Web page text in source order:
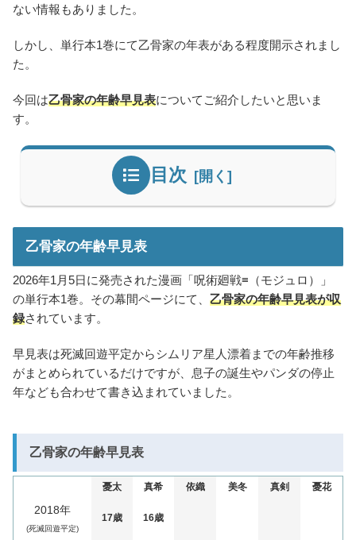
ない情報もありました。
しかし、単行本1巻にて乙骨家の年表がある程度開示されまし
た。
今回は乙骨家の年齢早見表についてご紹介したいと思いま
す。
目次
乙骨家の年齢早見表
2026年1月5日に発売された漫画「呪術廻戦≡（モジュロ）」
の単行本1巻。その幕間ページにて、 乙骨家の年齢早見表が収
録されています。
早見表は死滅回遊平定からシムリア星人漂着までの年齢推移
がまとめられているだけですが、息子の誕生やパンダの停止
年なども合わせて書き込まれていました。
乙骨家の年齢早見表
憂太 真希 依織 美冬 真剣 憂花
2018年
(死滅回遊平定)
17歳 16歳